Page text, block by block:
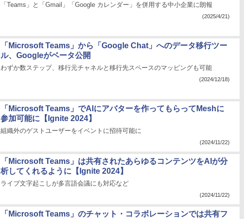
「Teams」と「Gmail」「Google カレンダー」を併用する中小企業に朗報
(2025/4/21)
「Microsoft Teams」から「Google Chat」へのデータ移行ツー
ル、Googleがベータ公開
わずか数ステップ、移行元チャネルと移行先スペースのマッピングも可能
(2024/12/18)
「Microsoft Teams」でAIにアバターを作ってもらってMeshに
参加可能に【Ignite 2024】
組織外のゲストユーザーをイベントに招待可能に
(2024/11/22)
「Microsoft Teams」は共有されたあらゆるコンテンツをAIが分
析してくれるように【Ignite 2024】
ライブ文字起こしが多言語会議にも対応など
(2024/11/22)
「Microsoft Teams」のチャット・コラボレーションでは共有フ